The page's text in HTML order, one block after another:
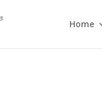
Home